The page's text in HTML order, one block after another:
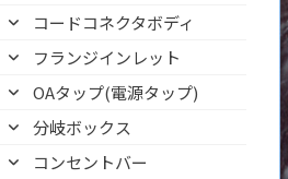
コードコネクタボディ
フランジインレット
OAタップ(電源タップ)
分岐ボックス
コンセントバー